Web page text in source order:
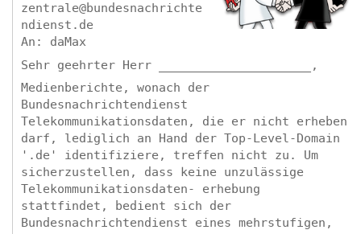
zentrale@bundesnachrichte
ndienst.de
An: daMax
Sehr geehrter Herr _____________________,
Medienberichte, wonach der
Bundesnachrichtendienst
Telekommunikationsdaten, die er nicht erheben
darf, lediglich an Hand der Top-Level-Domain
'.de' identifiziere, treffen nicht zu. Um
sicherzustellen, dass keine unzulässige
Telekommunikationsdaten- erhebung
stattfindet, bedient sich der
Bundesnachrichtendienst eines mehrstufigen,